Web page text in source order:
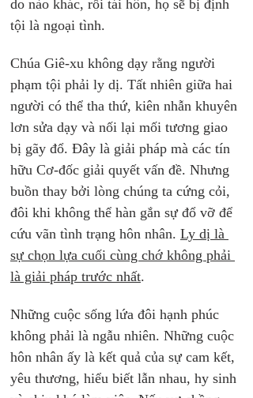
do nào khác, rồi tái hôn, họ sẽ bị định
tội là ngoại tình.
Chúa Giê-xu không dạy rằng người
phạm tội phải ly dị. Tất nhiên giữa hai
người có thể tha thứ, kiên nhẫn khuyên
lơn sửa dạy và nối lại mối tương giao
bị gãy đổ. Đây là giải pháp mà các tín
hữu Cơ-đốc giải quyết vấn đề. Nhưng
buồn thay bởi lòng chúng ta cứng cỏi,
đôi khi không thể hàn gắn sự đổ vỡ để
cứu vãn tình trạng hôn nhân. Ly dị là
sự chọn lựa cuối cùng chớ không phải
là giải pháp trước nhất.
Những cuộc sống lứa đôi hạnh phúc
không phải là ngẫu nhiên. Những cuộc
hôn nhân ấy là kết quả của sự cam kết,
yêu thương, hiểu biết lẫn nhau, hy sinh